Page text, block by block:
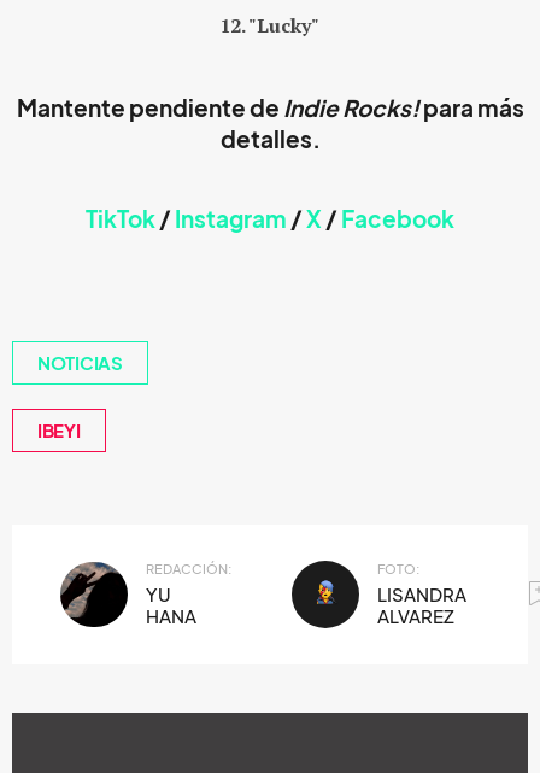
12. "Lucky"
Mantente pendiente de Indie Rocks!para más
detalles.
TikTok/ Instagram /X / Facebook
NOTICIAS
IBEYI
REDACCIÓN:
YU
HANA
FOTO:
LISANDRA
ALVAREZ